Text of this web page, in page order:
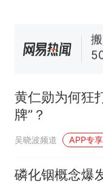
热
黄仁勋为何狂
牌”？
吴晓波频道 APP专享
磷化铟概念爆